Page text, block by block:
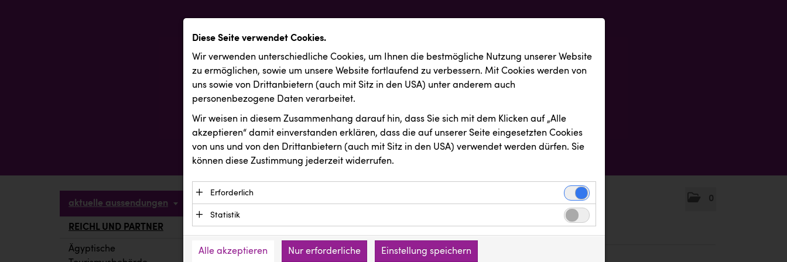
0
aktuelle aussendungen
REICHL UND PARTNER
Ägyptische
Diese Seite verwendet Cookies.
Wir verwenden unterschiedliche Cookies, um Ihnen die best­mögliche Nutzung unserer Website
zu ermöglichen, sowie um unsere Website fortlaufend zu verbessern. Mit Cookies werden von
uns sowie von Drittanbietern (auch mit Sitz in den USA) unter anderem auch
personenbezogene Daten verarbeitet.
Wir weisen in diesem Zusammenhang darauf hin, dass Sie sich mit dem Klicken auf „Alle
akzeptieren“ damit ein­ver­standen erklären, dass die auf unserer Seite eingesetzten Cookies
von uns und von den Drittanbietern (auch mit Sitz in den USA) verwendet werden dürfen. Sie
können diese Zustimmung jederzeit widerrufen.
Erforderlich
Essenzielle Cookies ermöglichen grundlegende Funktionen und sind für die einwandfreie
Funktion der Website erforderlich. Diese Cookies speichern keine personenbezogenen
Daten und werden an keine Dritten übermittelt.
Anbieter: Eigentümer der Website (Erstanbieter)
Statistik
verstehen, wie unsere Besucher unsere Website nutzen.
Alle akzeptieren Nur erforderliche Einstellung speichern